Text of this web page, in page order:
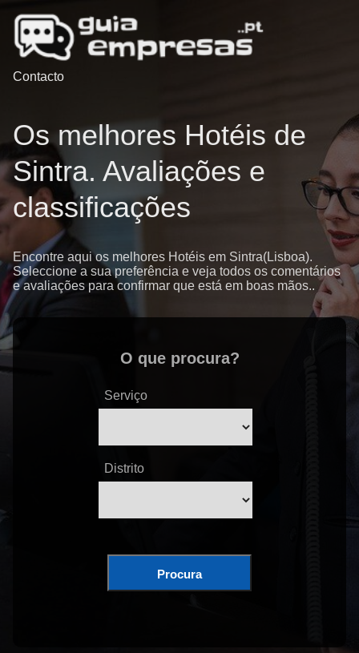
Contacto
Os melhores Hotéis de
Sintra. Avaliações e
classificações
Encontre aqui os melhores Hotéis em Sintra(Lisboa).
Seleccione a sua preferência e veja todos os comentários
e avaliações para confirmar que está em boas mãos..
O que procura?
Serviço
Distrito
Procura